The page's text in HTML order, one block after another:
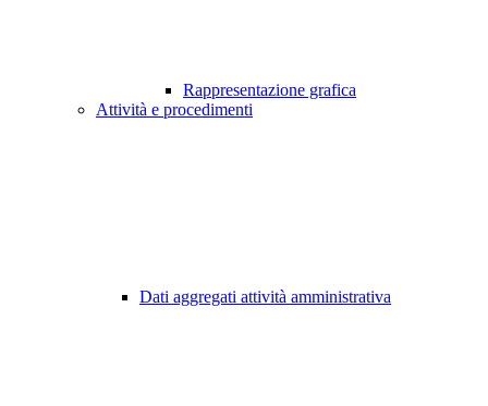
Rappresentazione grafica
Attività e procedimenti
Dati aggregati attività amministrativa